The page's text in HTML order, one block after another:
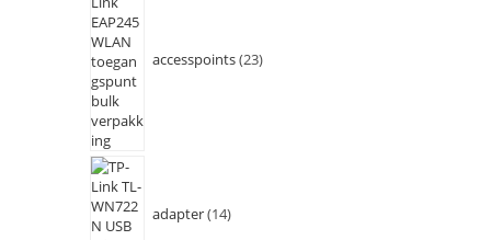
accesspoints 23
adapter 14